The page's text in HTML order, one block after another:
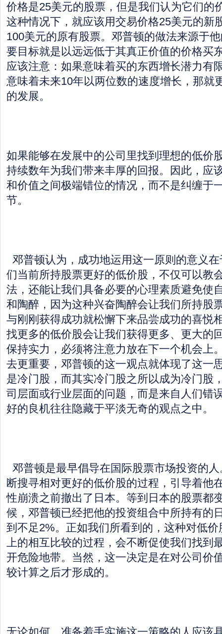
价格是25美元的股票，但是我们认为它们的
这种情况下，就应该用交易价格25美元的新
100美元的原有股票。邓普顿的做法来源于
要目标就是以远远低于其真正价值的价格买
应该注意：如果意味着买的东西增长潜力有
意味着未来10年以两位数的速度增长，那就
的发展。
如果能够在发展中的公司里找到理想的低价
持续数年为我们带来丰厚的回报。因此，应
和价值之间极端错位的情况，而不是纠缠于
节。
邓普顿认为，成功地运用这一原则的意义
们当前所持股票更好的低价股，不仅可以教
法，还能让我们具备必要的心理素质避免使
和陶醉，因为这种兴奋陶醉会让我们所持股
与刚刚获得成功就松懈下来品尝成功的喜悦
找更多的低价股会让我们获得更多、更大的
保持实力，必须将注意力放在下一个机会上
去更重要，邓普顿的这一观点就体现了这一
是冷门股，而其实冷门股之所以成为冷门股
司层面或行业层面的问题，而是来自人们错
好的良机往往隐藏于平淡无奇的观点之中。
邓普顿是最早倡导在国际股票市场投资的
断搜寻相对更好的低价股的过程，引导着他
性崩溃之前撤出了日本。等到日本的股票都
候，邓普顿已经把他的投资组合中所持有的
到不足2%。正如我们所看到的，这种对低
上的相互比较的过程，会不断促使我们找到
开危险地带。当然，这一决定是在对公司价
较计算之后才形成的。